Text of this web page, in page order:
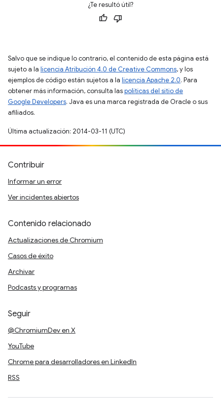
¿Te resultó útil?
Salvo que se indique lo contrario, el contenido de esta página está
sujeto a la licencia Atribución 4.0 de Creative Commons, y los
ejemplos de código están sujetos a la licencia Apache 2.0. Para
obtener más información, consulta laspolíticas del sitio de
Google Developers. Java es una marca registrada de Oracle o sus
afiliados.
Última actualización: 2014-03-11 (UTC)
Contribuir
Informar un error
Ver incidentes abiertos
Contenido relacionado
Actualizaciones de Chromium
Casos de éxito
Archivar
Podcasts y programas
Seguir
@ChromiumDev en X
YouTube
Chrome para desarrolladores en LinkedIn
RSS